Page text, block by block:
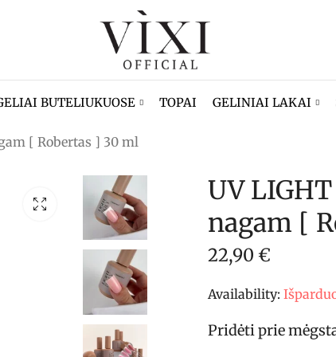
BUTELIUKUOSE TOPAI GELINIAI LAKAI
[ Robertas ] 30 ml
UV
nagam [
22,90 €
Availability:
Pridėti prie